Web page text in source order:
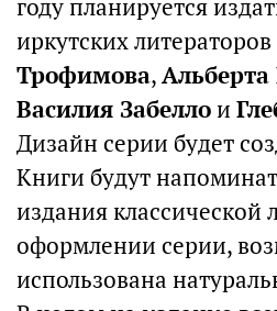
году планируется
иркутских литераторов
Трофимова,Альберта
Василия Забеллои
Дизайн серии будет
Книги будут
издания классической
оформлении серии,
использована